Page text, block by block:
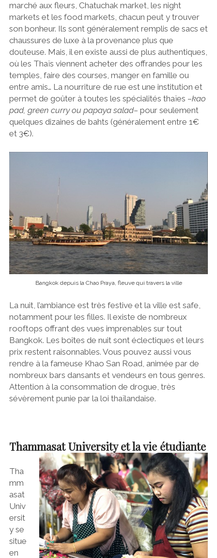
marché aux fleurs, Chatuchak market, les night
markets et les food markets, chacun peut y trouver
son bonheur. Ils sont généralement remplis de sacs et
chaussures de luxe à la provenance plus que
douteuse. Mais, il en existe aussi de plus authentiques,
où les Thaïs viennent acheter des offrandes pour les
temples, faire des courses, manger en famille ou
entre amis… La nourriture de rue est une institution et
permet de goûter à toutes les spécialités thaïes –kao
pad, green curry ou papaya salad– pour seulement
quelques dizaines de bahts (généralement entre 1€
et 3€).
Bangkok depuis la Chao Praya, fleuve qui travers la ville
La nuit, l’ambiance est très festive et la ville est safe,
notamment pour les filles. Il existe de nombreux
rooftops offrant des vues imprenables sur tout
Bangkok. Les boîtes de nuit sont éclectiques et leurs
prix restent raisonnables. Vous pouvez aussi vous
rendre à la fameuse Khao San Road, animée par de
nombreux bars dansants et vendeurs en tous genres.
Attention à la consommation de drogue, très
sévèrement punie par la loi thaïlandaise.
Thammasat University et la vie étudiante
Tha
mm
asat
Univ
ersit
y se
situe
en